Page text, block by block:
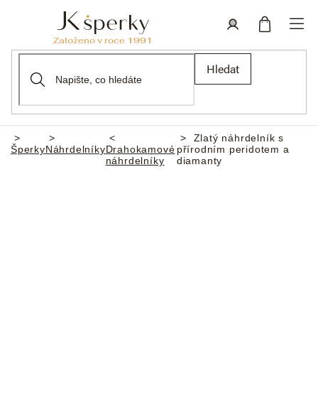
Hledat
Domů
ŠperkyNáhrdelníkyDrahokamové
náhrdelníky
Zlatý náhrdelník s
přírodním peridotem a
diamanty